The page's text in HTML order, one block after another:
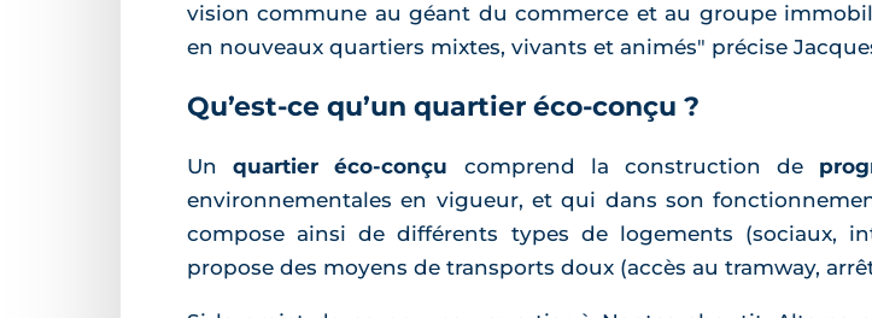
vision commune au géant du commerce et au groupe
en nouveaux quartiers mixtes, vivants et animés" précise
Qu’est-ce qu’un quartier éco-conçu ?
Unquartier éco-conçu comprend la construction de
environnementales en vigueur, et qui dans son
compose ainsi de différents types de logements (sociaux,
propose des moyens de transports doux (accès au tramway,